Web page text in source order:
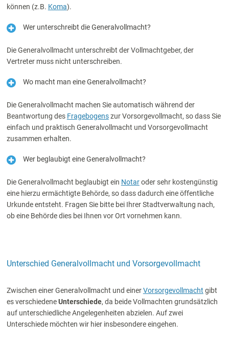
können (z.B. Koma).
Wer unterschreibt die Generalvollmacht?
Die Generalvollmacht unterschreibt der Vollmachtgeber, der
Vertreter muss nicht unterschreiben.
Wo macht man eine Generalvollmacht?
Die Generalvollmacht machen Sie automatisch während der
Beantwortung des Fragebogenszur Vorsorgevollmacht, so dass Sie
einfach und praktisch Generalvollmacht und Vorsorgevollmacht
zusammen erhalten.
Wer beglaubigt eine Generalvollmacht?
Die Generalvollmacht beglaubigt ein Notaroder sehr kostengünstig
eine hierzu ermächtigte Behörde, so dass dadurch eine öffentliche
Urkunde entsteht. Fragen Sie bitte bei Ihrer Stadtverwaltung nach,
ob eine Behörde dies bei Ihnen vor Ort vornehmen kann.
Unterschied Generalvollmacht und Vorsorgevollmacht
Zwischen einer Generalvollmacht und einerVorsorgevollmacht gibt
es verschiedeneUnterschiede, da beide Vollmachten grundsätzlich
auf unterschiedliche Angelegenheiten abzielen. Auf zwei
Unterschiede möchten wir hier insbesondere eingehen.